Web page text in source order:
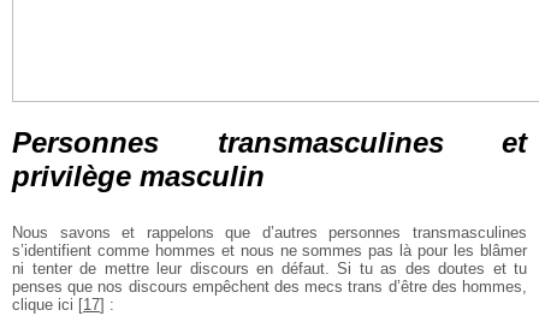
Personnes transmasculines et
privilège masculin
Nous savons et rappelons que d’autres personnes transmasculines
s’identifient comme hommes et nous ne sommes pas là pour les blâmer
ni tenter de mettre leur discours en défaut. Si tu as des doutes et tu
penses que nos discours empêchent des mecs trans d’être des hommes,
clique ici [17] :